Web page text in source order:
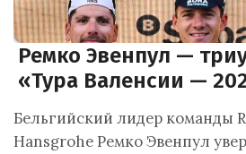
Ремко Эвенпул —
«Тура Валенсии —
Бельгийский лидер команды
Hansgrohe Ремко Эвенпул